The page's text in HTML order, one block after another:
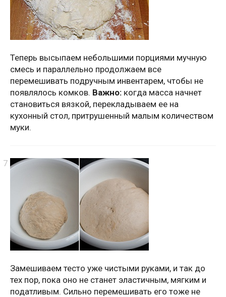
Теперь высыпаем небольшими порциями мучную
смесь и параллельно продолжаем все
перемешивать подручным инвентарем, чтобы не
появлялось комков. Важно: когда масса начнет
становиться вязкой, перекладываем ее на
кухонный стол, притрушенный малым количеством
муки.
Замешиваем тесто уже чистыми руками, и так до
тех пор, пока оно не станет эластичным, мягким и
податливым. Сильно перемешивать его тоже не